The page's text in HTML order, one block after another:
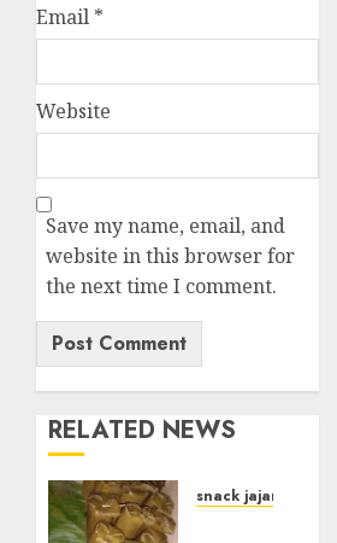
Email *
Website
Save my name, email, and
website in this browser for
the next time I comment.
RELATED NEWS
snack jajanan pasar